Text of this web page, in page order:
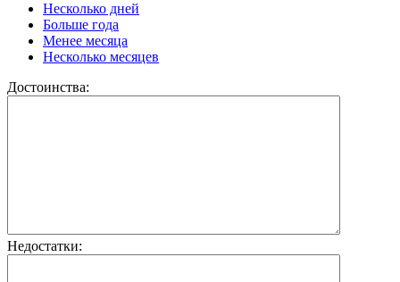
Несколько дней
Больше года
Менее месяца
Несколько месяцев
Достоинства:
Недостатки: